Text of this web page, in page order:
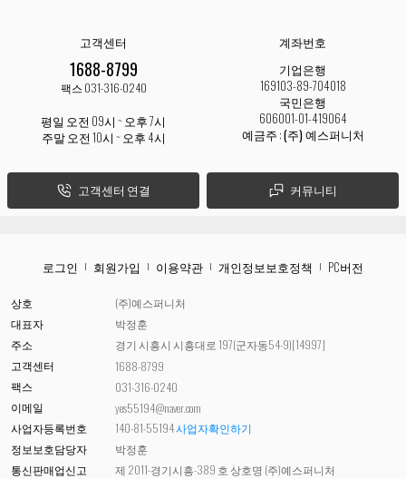
고객센터
1688-8799
팩스 031-316-0240
평일 오전 09시 ~ 오후 7시
주말 오전 10시 ~ 오후 4시
고객센터 연결
계좌번호
기업은행
169103-89-704018
국민은행
606001-01-419064
예금주 :(주) 예스퍼니처
커뮤니티
로그인 회원가입 이용약관 개인정보보호정책 PC버전
상호
(주)예스퍼니처
대표자
박정훈
주소
경기 시흥시 시흥대로 197(군자동54-9)[14997]
고객센터
1688-8799
팩스
031-316-0240
이메일
yes55194@naver.com
사업자등록번호
140-81-55194사업자확인하기
정보보호담당자
박정훈
통신판매업신고
제 2011-경기시흥-389 호 상호명 (주)예스퍼니처